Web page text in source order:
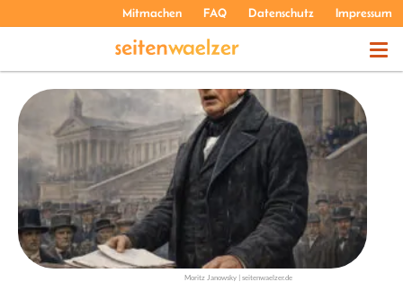
Mitmachen FAQ Datenschutz Impressum
THEMEN
PODCASTS
ÜBER UNS
Moritz Janowsky | seitenwaelzer.de